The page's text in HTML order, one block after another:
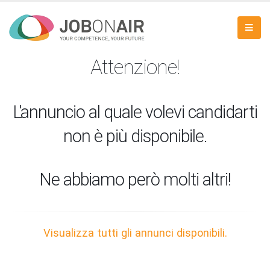
Attenzione!
L'annuncio al quale volevi candidarti
non è più disponibile.
Ne abbiamo però molti altri!
Visualizza tutti gli annunci disponibili.